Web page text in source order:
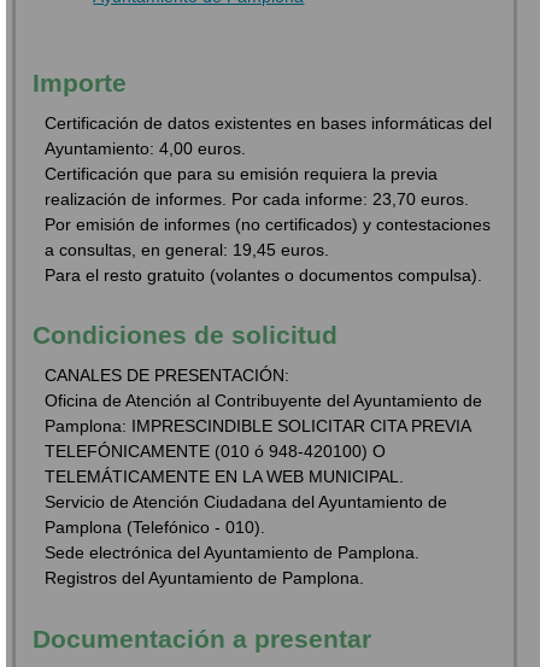
Importe
Certificación de datos existentes en bases informáticas del
Ayuntamiento: 4,00 euros.
Certificación que para su emisión requiera la previa
realización de informes. Por cada informe: 23,70 euros.
Por emisión de informes (no certificados) y contestaciones
a consultas, en general: 19,45 euros.
Para el resto gratuito (volantes o documentos compulsa).
Condiciones de solicitud
CANALES DE PRESENTACIÓN:
Oficina de Atención al Contribuyente del Ayuntamiento de
Pamplona: IMPRESCINDIBLE SOLICITAR CITA PREVIA
TELEFÓNICAMENTE (010 ó 948-420100) O
TELEMÁTICAMENTE EN LA WEB MUNICIPAL.
Servicio de Atención Ciudadana del Ayuntamiento de
Pamplona (Telefónico - 010).
Sede electrónica del Ayuntamiento de Pamplona.
Registros del Ayuntamiento de Pamplona.
Documentación a presentar